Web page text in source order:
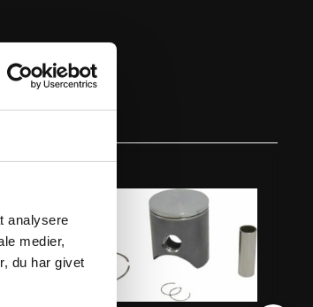
analysere
medier,
du har givet